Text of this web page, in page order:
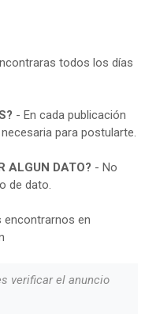
todos los días
- En cada publicación
para postularte.
ALGUN DATO? - No
de dato.
encontrarnos en
verificar el anuncio